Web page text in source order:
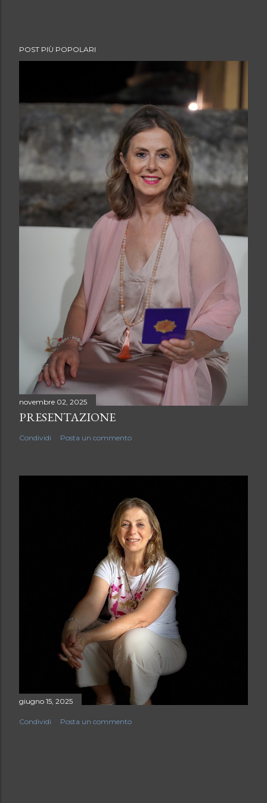
POST PIÙ POPOLARI
novembre 02, 2025
PRESENTAZIONE
Condividi Posta un commento
giugno 15, 2025
Condividi Posta un commento